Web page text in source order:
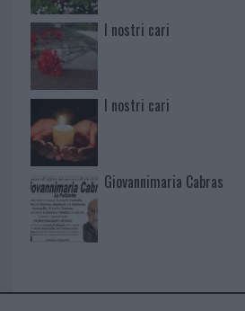
I nostri cari
I nostri cari
Giovannimaria Cabras